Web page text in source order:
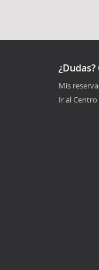
Mis
Ir al